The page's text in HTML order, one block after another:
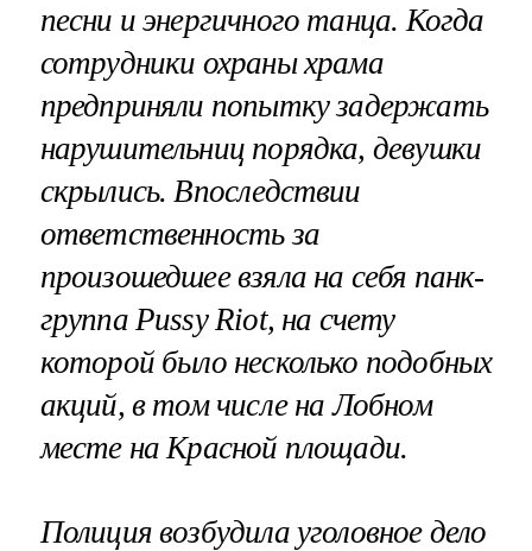
песни и энергичного танца. Когда
сотрудники охраны храма
предприняли попытку задержать
нарушительниц порядка, девушки
скрылись. Впоследствии
ответственность за
произошедшее взяла на себя панк-
группа Pussy Riot, на счету
которой было несколько подобных
акций, в том числе на Лобном
месте на Красной площади.
Полиция возбудила уголовное дело